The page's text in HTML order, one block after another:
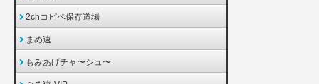
2chコピペ保存道場
まめ速
もみあげチャ〜シュ〜